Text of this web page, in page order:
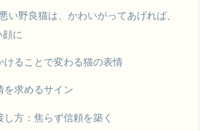
い野良猫は、かわいがってあげれば、
に
けることで変わる猫の表情
を求めるサイン
し方：焦らず信頼を築く